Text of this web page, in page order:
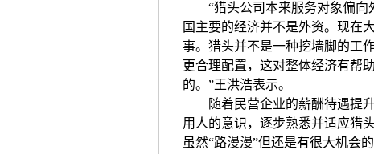
“猎头公司本来服务对象偏向
国主要的经济并不是外资。现在
事。猎头并不是一种挖墙脚的工
更合理配置，这对整体经济有帮
的。”王洪浩表示。
随着民营企业的薪酬待遇提升
用人的意识，逐步熟悉并适应猎
虽然“路漫漫”但还是有很大机会的